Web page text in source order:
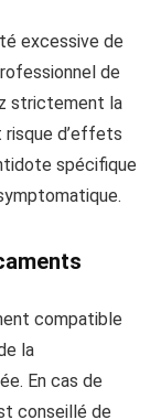
excessive de
de
strictement la
d’effets
spécifique
compatible
la
En cas de
conseillé de